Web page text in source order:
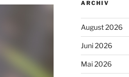
ARCHIV
August 2026
Juni 2026
Mai 2026